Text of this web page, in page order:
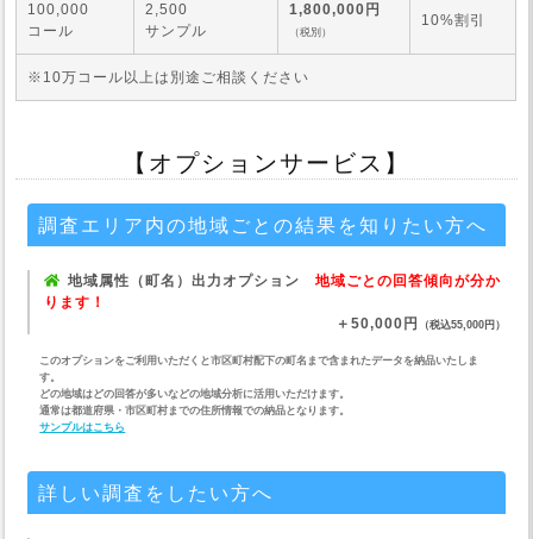
100,000
コール
2,500
サンプル
1,800,000円
（税別）
10%割引
※10万コール以上は別途ご相談ください
【オプションサービス】
調査エリア内の地域ごとの結果を知りたい方へ
地域属性（町名）出力オプション 地域ごとの回答傾向が分か
ります！
＋50,000円
（税込55,000円）
このオプションをご利用いただくと市区町村配下の町名まで含まれたデータを納品いたしま
す。
どの地域はどの回答が多いなどの地域分析に活用いただけます。
通常は都道府県・市区町村までの住所情報での納品となります。
サンプルはこちら
詳しい調査をしたい方へ